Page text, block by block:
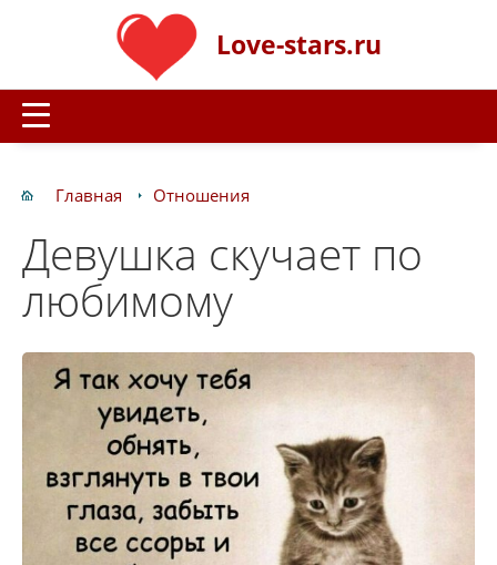
Love-stars.ru
Главная Отношения
Девушка скучает по
любимому